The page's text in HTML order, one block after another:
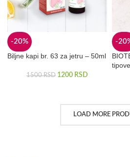
-20%
Biljne kapi br. 63 za jetru – 50ml
1500RSD 1200 RSD
-
LOAD MORE